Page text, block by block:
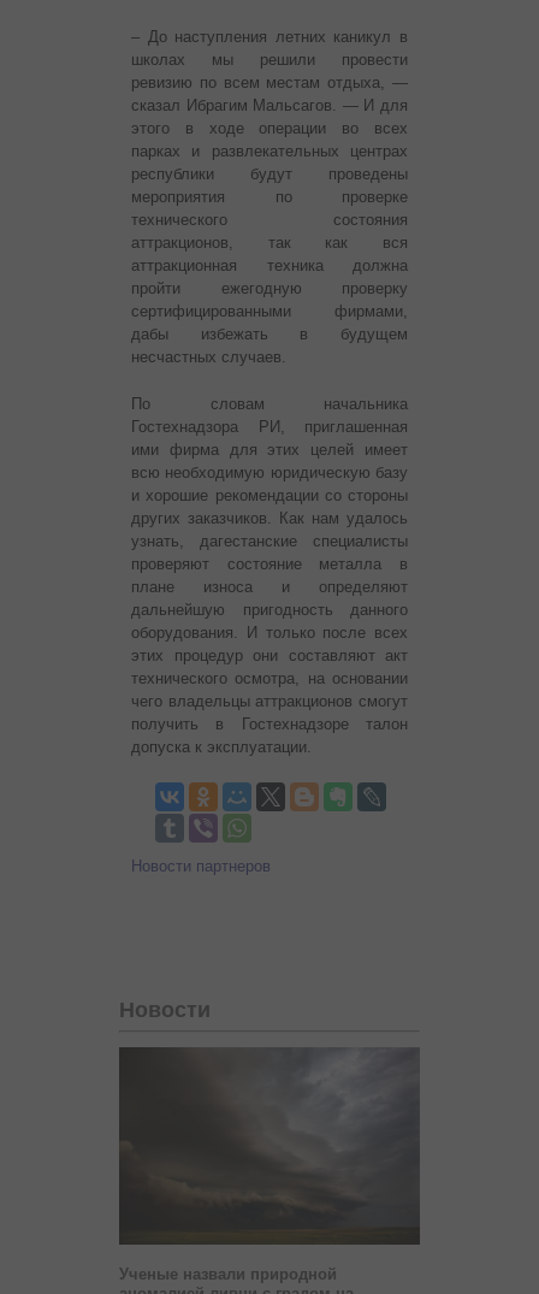
– До наступления летних каникул в
школах мы решили провести
ревизию по всем местам отдыха, —
сказал Ибрагим Мальсагов. — И для
этого в ходе операции во всех
парках и развлекательных центрах
республики будут проведены
мероприятия по проверке
технического состояния
аттракционов, так как вся
аттракционная техника должна
пройти ежегодную проверку
сертифицированными фирмами,
дабы избежать в будущем
несчастных случаев.
По словам начальника
Гостехнадзора РИ, приглашенная
ими фирма для этих целей имеет
всю необходимую юридическую базу
и хорошие рекомендации со стороны
других заказчиков. Как нам удалось
узнать, дагестанские специалисты
проверяют состояние металла в
плане износа и определяют
дальнейшую пригодность данного
оборудования. И только после всех
этих процедур они составляют акт
технического осмотра, на основании
чего владельцы аттракционов смогут
получить в Гостехнадзоре талон
допуска к эксплуатации.
Новости партнеров
Новости
Ученые назвали природной